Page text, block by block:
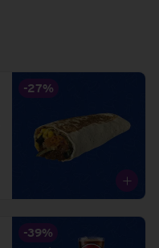
-27%
-39%